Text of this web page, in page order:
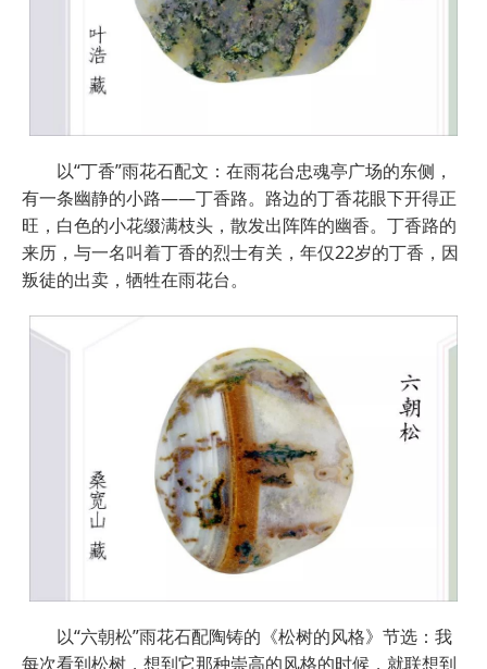
以“丁香”雨花石配文：在雨花台忠魂亭广场的东侧，
有一条幽静的小路——丁香路。路边的丁香花眼下开得正
旺，白色的小花缀满枝头，散发出阵阵的幽香。丁香路的
来历，与一名叫着丁香的烈士有关，年仅22岁的丁香，因
叛徒的出卖，牺牲在雨花台。
以“六朝松”雨花石配陶铸的《松树的风格》节选：我
每次看到松树，想到它那种崇高的风格的时候，就联想到